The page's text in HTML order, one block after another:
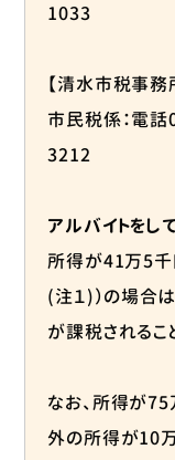
1033
【清水市税事務
市民税係：電
3212
アルバイトをし
所得が41万5千
(注１)）の場合
が課税されるこ
なお、所得が75
外の所得が10